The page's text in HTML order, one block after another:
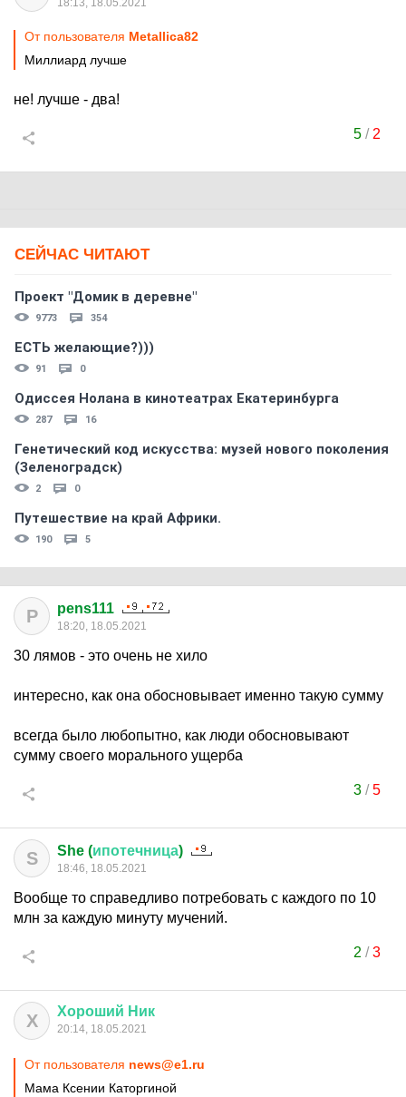
18:13, 18.05.2021
От пользователя Metallica82
Миллиард лучше
не! лучше - два!
5/ 2
СЕЙЧАС ЧИТАЮТ
Проект "Домик в деревне"
9773 354
ЕСТЬ желающие?)))
91 0
Одиссея Нолана в кинотеатрах Екатеринбурга
287 16
Генетический код искусства: музей нового поколения
(Зеленоградск)
2 0
Путешествие на край Африки.
190 5
P pens111
18:20, 18.05.2021
30 лямов - это очень не хило
интересно, как она обосновывает именно такую сумму
всегда было любопытно, как люди обосновывают
сумму своего морального ущерба
3/5
S She (ипотечница)
18:46, 18.05.2021
Вообще то справедливо потребовать с каждого по 10
млн за каждую минуту мучений.
2 /3
Х Хороший Ник
20:14, 18.05.2021
От пользователя news@e1.ru
Мама Ксении Каторгиной